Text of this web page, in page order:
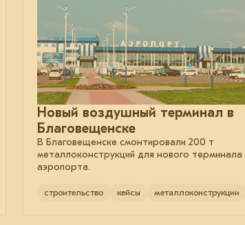
Новый воздушный терминал в
Благовещенске
В Благовещенске смонтировали 200 т
металлоконструкций для нового терминала
аэропорта.
строительство кейсы металлоконструкции